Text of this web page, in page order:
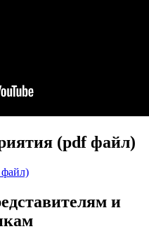
(pdf файл)
и